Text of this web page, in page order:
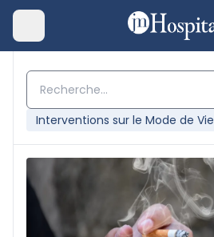
Interventions sur le Mode de Vie